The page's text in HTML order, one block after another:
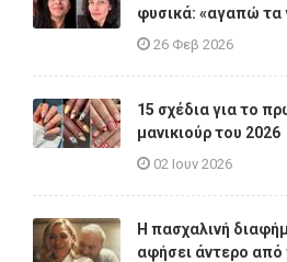
φυσικά: «αγαπώ τα
26 Φεβ 2026
15 σχέδια για το
μανικιούρ του 2026
02 Ιουν 2026
Η πασχαλινή
αφήσει άντερο από